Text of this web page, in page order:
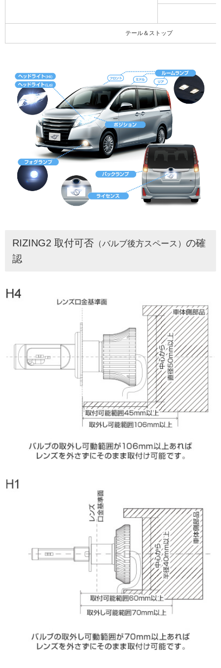
テール＆ストップ
RIZING2 取付可否 （バルブ後方スペース） の確
認